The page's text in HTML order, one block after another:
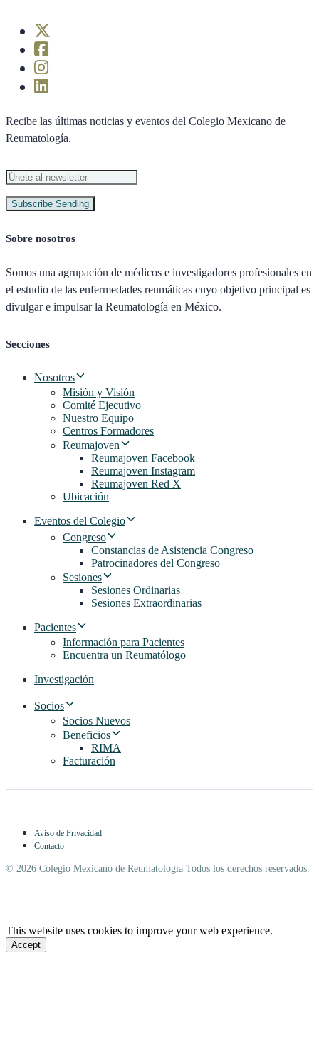
Recibe las últimas noticias y eventos del Colegio Mexicano de
Reumatología.
Subscribe Sending
Sobre nosotros
Somos una agrupación de médicos e investigadores profesionales en
el estudio de las enfermedades reumáticas cuyo objetivo principal es
divulgar e impulsar la Reumatología en México.
Secciones
Nosotros
Misión y Visión
Comité Ejecutivo
Nuestro Equipo
Centros Formadores
Reumajoven
Reumajoven Facebook
Reumajoven Instagram
Reumajoven Red X
Ubicación
Eventos del Colegio
Congreso
Constancias de Asistencia Congreso
Patrocinadores del Congreso
Sesiones
Sesiones Ordinarias
Sesiones Extraordinarias
Pacientes
Información para Pacientes
Encuentra un Reumatólogo
Investigación
Socios
Socios Nuevos
Beneficios
RIMA
Facturación
Aviso de Privacidad
Contacto
© 2026 Colegio Mexicano de Reumatología Todos los derechos reservados.
This website uses cookies to improve your web experience.
Accept